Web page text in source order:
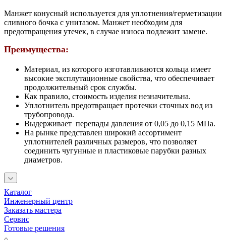
Манжет конусный используется для уплотнения/герметизации
сливного бочка с унитазом. Манжет необходим для
предотвращения утечек, в случае износа подлежит замене.
Преимущества:
Материал, из которого изготавливаются кольца имеет
высокие эксплутационные свойства, что обеспечивает
продолжительный срок службы.
Как правило, стоимость изделия незначительна.
Уплотнитель предотвращает протечки сточных вод из
трубопровода.
Выдерживает перепады давления от 0,05 до 0,15 МПа.
На рынке представлен широкий ассортимент
уплотнителей различных размеров, что позволяет
соединить чугунные и пластиковые парубки разных
диаметров.
Каталог
Инженерный центр
Заказать мастера
Сервис
Готовые решения